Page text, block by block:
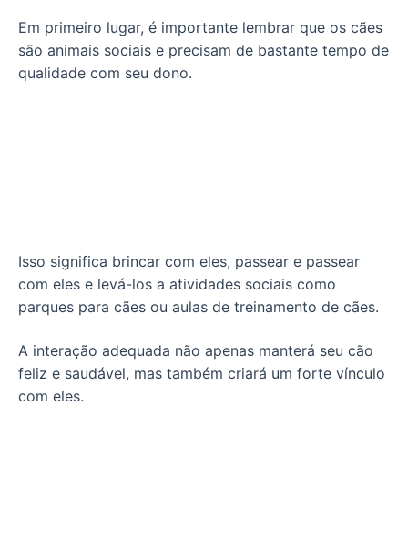
Em primeiro lugar, é importante lembrar que os cães
são animais sociais e precisam de bastante tempo de
qualidade com seu dono.
Isso significa brincar com eles, passear e passear
com eles e levá-los a atividades sociais como
parques para cães ou aulas de treinamento de cães.
A interação adequada não apenas manterá seu cão
feliz e saudável, mas também criará um forte vínculo
com eles.